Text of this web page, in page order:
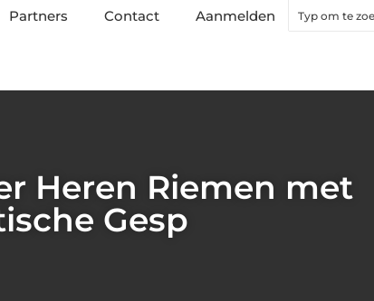
Partners Contact Aanmelden
Heren Riemen met
Gesp